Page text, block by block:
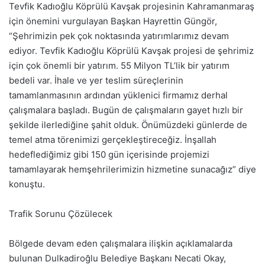
Tevfik Kadıoğlu Köprülü Kavşak projesinin Kahramanmaraş
için önemini vurgulayan Başkan Hayrettin Güngör,
“Şehrimizin pek çok noktasında yatırımlarımız devam
ediyor. Tevfik Kadıoğlu Köprülü Kavşak projesi de şehrimiz
için çok önemli bir yatırım. 55 Milyon TL’lik bir yatırım
bedeli var. İhale ve yer teslim süreçlerinin
tamamlanmasının ardından yüklenici firmamız derhal
çalışmalara başladı. Bugün de çalışmaların gayet hızlı bir
şekilde ilerlediğine şahit olduk. Önümüzdeki günlerde de
temel atma törenimizi gerçekleştireceğiz. İnşallah
hedeflediğimiz gibi 150 gün içerisinde projemizi
tamamlayarak hemşehrilerimizin hizmetine sunacağız” diye
konuştu.
Trafik Sorunu Çözülecek
Bölgede devam eden çalışmalara ilişkin açıklamalarda
bulunan Dulkadiroğlu Belediye Başkanı Necati Okay,